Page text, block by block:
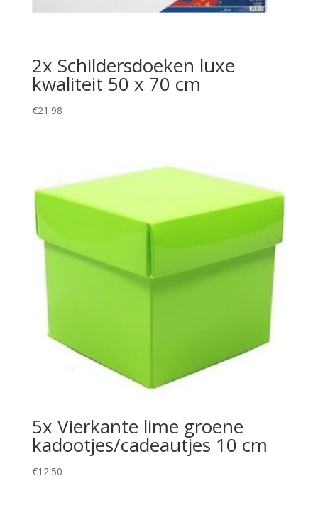
2x Schildersdoeken luxe
kwaliteit 50 x 70 cm
€21.98
5x Vierkante lime groene
kadootjes/cadeautjes 10 cm
€12.50